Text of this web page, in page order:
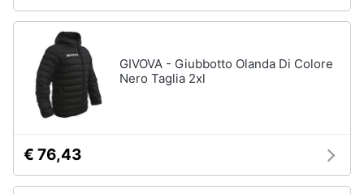
Libri,
Festività
ricorrenze
Occhiali
GIVOVA - Giubbotto Olanda Di Colore
Nero Taglia 2xl
€ 76,43